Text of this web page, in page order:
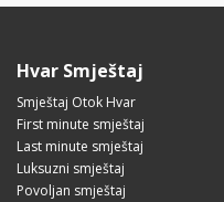
Hvar Smještaj
Smještaj Otok Hvar
First minute smještaj
Last minute smještaj
Luksuzni smještaj
Povoljan smještaj